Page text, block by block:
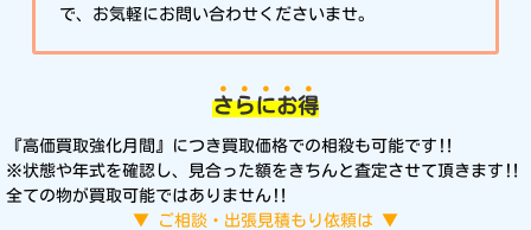
で、お気軽にお問い合わせくださいませ。
さらにお得
『高価買取強化月間』につき買取価格での相殺も可能です‼︎
※状態や年式を確認し、見合った額をきちんと査定させて頂きます‼︎
全ての物が買取可能ではありません‼︎
▼ ご相談・出張見積もり依頼は ▼